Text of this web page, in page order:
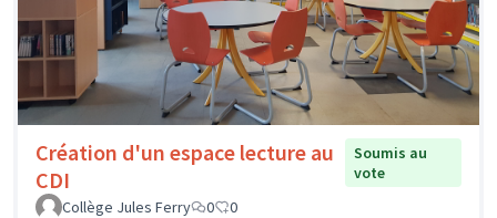
Création d'un espace lecture au
CDI
Soumis au
vote
Collège Jules Ferry
0 0